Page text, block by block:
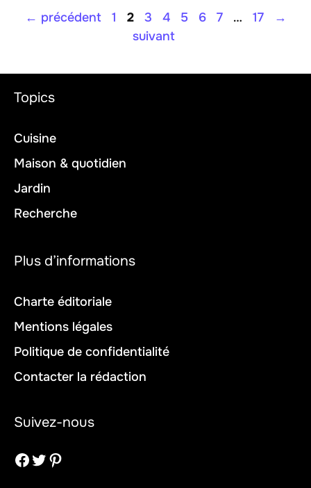
← précédent Page
1 Page
2 Page
3 Page
4 Page
5 Page
6 Page
7 … Page
17
→
suivant
Topics
Cuisine
Maison & quotidien
Jardin
Recherche
Plus d’informations
Charte éditoriale
Mentions légales
Politique de confidentialité
Contacter la rédaction
Suivez-nous
Facebook
Twitter
Pinterest